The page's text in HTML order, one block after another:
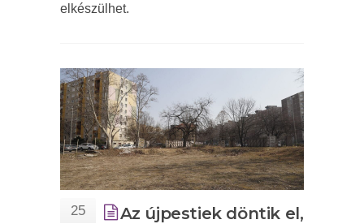
elkészülhet.
25
Az újpestiek döntik el,